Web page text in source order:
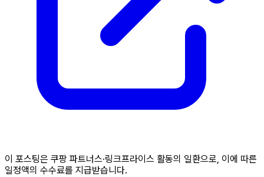
이 포스팅은 쿠팡 파트너스·링크프라이스 활동의 일환으로, 이에 따른
일정액의 수수료를 지급받습니다.